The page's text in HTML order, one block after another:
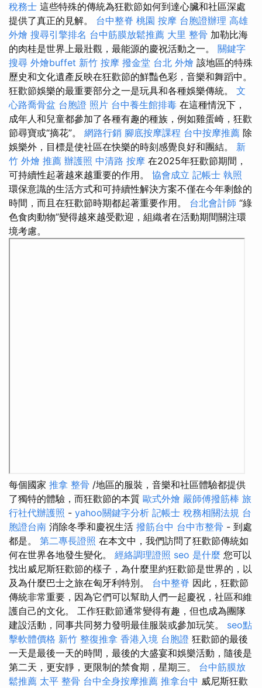
稅務士 這些特殊的傳統為狂歡節如何到達心臟和社區深處
提供了真正的見解。 台中整脊 桃園 按摩 台胞證辦理 高雄
外燴 搜尋引擎排名 台中筋膜放鬆推薦 大里 整骨 加勒比海
的肉桂是世界上最壯觀，最能源的慶祝活動之一。 關鍵字
搜尋 外燴buffet 新竹 按摩 撥金堂 台北 外燴 該地區的特殊
歷史和文化遺產反映在狂歡節的鮮豔色彩，音樂和舞蹈中。
狂歡節娛樂的最重要部分之一是玩具和各種娛樂傳統。 文
心路喬骨盆 台胞證 照片 台中養生館排毒 在這種情況下，
成年人和兒童都參加了各種有趣的種族，例如雞蛋崎，狂歡
節尋寶或“摘花”。 網路行銷 腳底按摩課程 台中按摩推薦 除
娛樂外，目標是使社區在快樂的時刻感覺良好和團結。 新
竹 外燴 推薦 辦護照 中清路 按摩 在2025年狂歡節期間，
可持續性起著越來越重要的作用。 協會成立 記帳士 執照
環保意識的生活方式和可持續性解決方案不僅在今年剩餘的
時間，而且在狂歡節時期都起著重要作用。 台北會計師 “綠
色食肉動物”變得越來越受歡迎，組織者在活動期間關注環
境考慮。
每個國家 推拿 整骨 /地區的服裝，音樂和社區體驗都提供
了獨特的體驗，而狂歡節的本質 歐式外燴 嚴師傅撥筋棒 旅
行社代辦護照 - yahoo關鍵字分析 記帳士 稅務相關法規 台
胞證台南 消除冬季和慶祝生活 撥筋台中 台中市整骨 - 到處
都是。 第二專長證照 在本文中，我們訪問了狂歡節傳統如
何在世界各地發生變化。 經絡調理證照 seo 是什麼 您可以
找出威尼斯狂歡節的樣子，為什麼里約狂歡節是世界的，以
及為什麼巴士之旅在匈牙利特別。 台中整脊 因此，狂歡節
傳統非常重要，因為它們可以幫助人們一起慶祝，社區和維
護自己的文化。 工作狂歡節通常變得有趣，但也成為團隊
建設活動，同事共同努力發明最佳服裝或參加玩笑。 seo點
擊軟體價格 新竹 整復推拿 香港入境 台胞證 狂歡節的最後
一天是最後一天的時間，最後的大盛宴和娛樂活動，隨後是
第二天，更安靜，更限制的禁食期，星期三。 台中筋膜放
鬆推薦 太平 整骨 台中全身按摩推薦 推拿台中 威尼斯狂歡